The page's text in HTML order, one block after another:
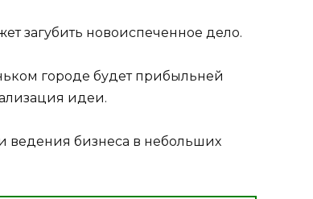
загубить новоиспеченное дело.
городе будет прибыльней
идеи.
ведения бизнеса в небольших